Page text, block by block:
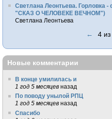
Светлана Леонтьева. Горловка
"СКАЗ О ЧЕЛОВЕКЕ ВЕЧНОМ")
Светлана Леонтьева
← 4
Новые комментарии
В конце умилилась и
1 год 5 месяцев назад
По поводу унылой РПЦ
1 год 5 месяцев назад
Спасибо